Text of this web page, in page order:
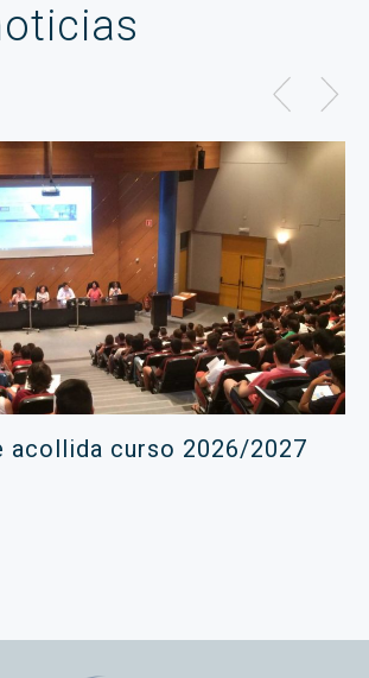
acollida curso 2026/2027